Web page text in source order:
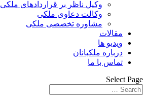
وکیل ناظر بر قراردادهای ملکی
وکالت دعاوی ملکی
مشاوره تخصصی ملکی
مقالات
ویدیو ها
درباره ملکبانان
تماس با ما
Select Page